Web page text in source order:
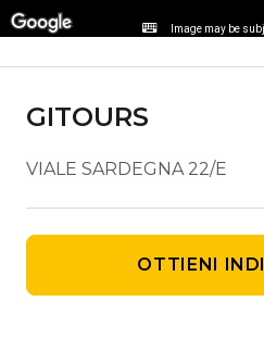
Image may be
Dettaglio
GITOURS
VIALE SARDEGNA 22/E
OTTIENI